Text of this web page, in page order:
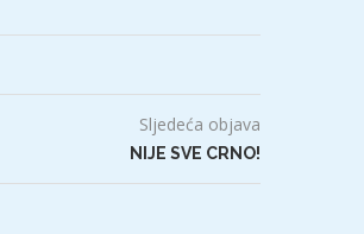
Sljedeća objava
NIJE SVE CRNO!